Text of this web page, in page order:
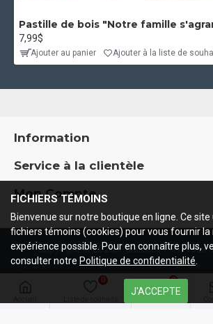
Pastille de bois "Notre famille
7,99$
Ajouter au panier Ajouter à la liste de
Information
Service à la clientèle
Mon Compte
Copyright ©2026, Publicités PRT, Tous
0 0
J'ACCEPTE
FICHIERS TÉMOINS
Bienvenue sur notre boutique en ligne. Ce site
fichiers témoins (cookies) pour vous fournir la
expérience possible. Pour en connaître plus,
consulter notre Politique de confidentialité